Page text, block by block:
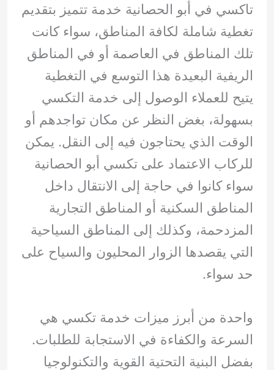
تاكسي في أبو الحصانية خدمة تتميز بتقديم
تغطية شاملة لكافة المناطق، سواء كانت
تلك المناطق في العاصمة أو في المناطق
الريفية البعيدة هذا التوسع في التغطية
يتيح للعملاء الوصول إلى خدمة التكسي
بسهولة، بغض النظر عن مكان تواجدهم أو
الوقت الذي يحتاجون فيه إلى النقل. يمكن
للركاب الاعتماد على تكسي أبو الحصانية
سواء كانوا في حاجة إلى الانتقال داخل
المناطق السكنية أو المناطق التجارية
المزدحمة، وكذلك إلى المناطق السياحية
التي يقصدها الزوار المحليون والسياح على
حد سواء.
واحدة من أبرز ميزات خدمة تكسي هي
السرعة والكفاءة في الاستجابة للطلبات.
بفضل البنية التحتية القوية والتكنولوجيا